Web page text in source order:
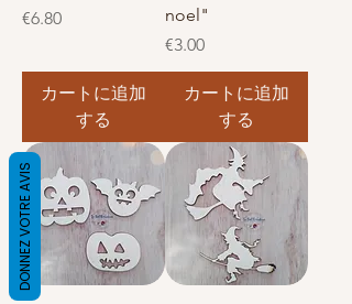
価格
€6.80
カートに追加
する
noel"
価格
€3.00
カートに追加
する
DONNEZ VOTRE AVIS